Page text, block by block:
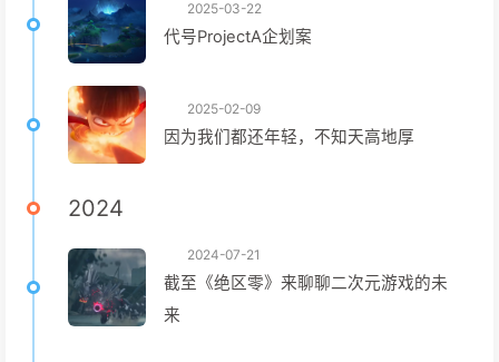
2025-03-22
代号ProjectA企划案
2025-02-09
因为我们都还年轻，不知天高地厚
2024
2024-07-21
截至《绝区零》来聊聊二次元游戏的未
来